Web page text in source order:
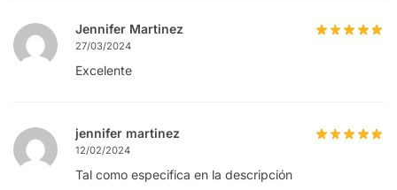
Jennifer Martinez
27/03/2024
Excelente
jennifer martinez
12/02/2024
Tal como especifica en la descripción